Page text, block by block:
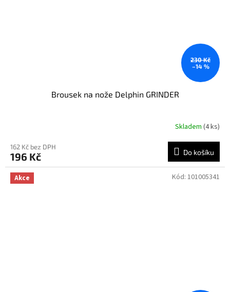
230 Kč
–14 %
Brousek na nože Delphin GRINDER
Skladem (4 ks)
162 Kč bez DPH
196 Kč Do košíku
Akce Kód: 101005341